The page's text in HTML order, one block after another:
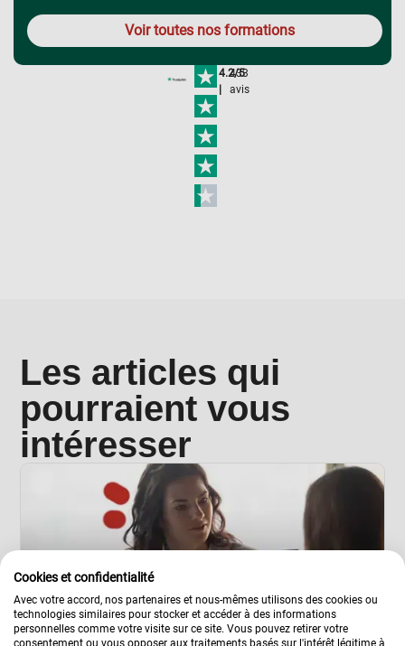
Voir toutes nos formations
4.2/5
433
avis
Les articles qui
pourraient vous
intéresser
Cookies et confidentialité
Avec votre accord, nos partenaires et nous-mêmes utilisons des cookies ou
technologies similaires pour stocker et accéder à des informations
personnelles comme votre visite sur ce site. Vous pouvez retirer votre
consentement ou vous opposer aux traitements basés sur l'intérêt légitime à